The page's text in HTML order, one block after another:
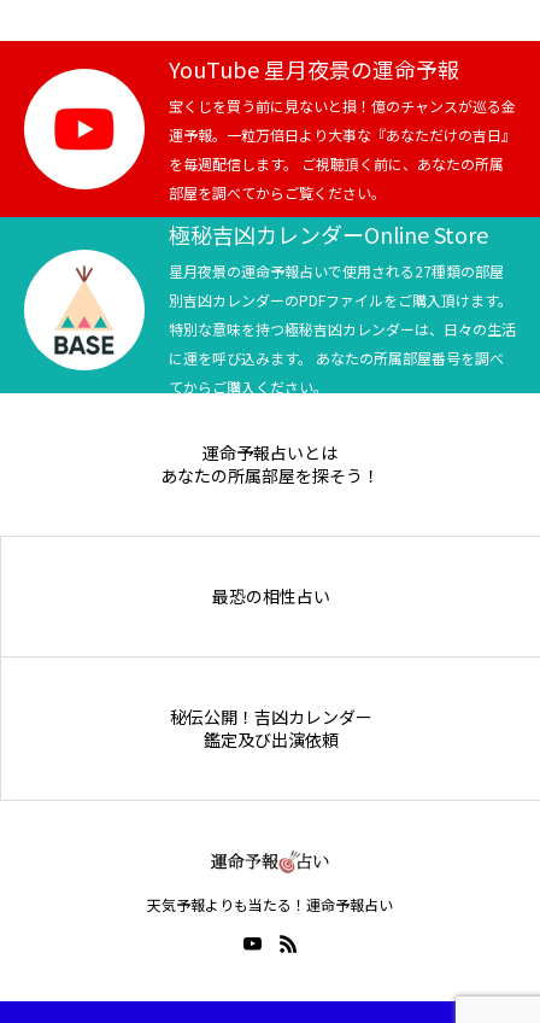
テニス
スポーツ
競馬
テニス四大大会・五輪
テニス四大大会・五輪
YouTube 星月夜景の運命予報
宝くじを買う前に見ないと損！億のチャンスが巡る金
運予報。一粒万倍日より大事な『あなただけの吉日』
を毎週配信します。 ご視聴頂く前に、あなたの所属
部屋を調べてからご覧ください。
極秘吉凶カレンダーOnline Store
星月夜景の運命予報占いで使用される27種類の部屋
別吉凶カレンダーのPDFファイルをご購入頂けます。
特別な意味を持つ極秘吉凶カレンダーは、日々の生活
に運を呼び込みます。 あなたの所属部屋番号を調べ
てからご購入ください。
運命予報占いとは
あなたの所属部屋を探そう！
最恐の相性占い
秘伝公開！吉凶カレンダー
鑑定及び出演依頼
天気予報よりも当たる！運命予報占い